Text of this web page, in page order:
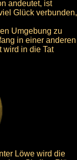
andeutet, ist
Glück verbunden,
Umgebung zu
in einer anderen
wird in die Tat
Löwe wird die